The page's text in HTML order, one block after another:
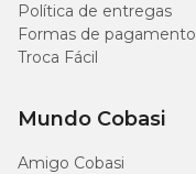
Política de entregas
Formas de pagamento
Troca Fácil
Mundo Cobasi
Amigo Cobasi